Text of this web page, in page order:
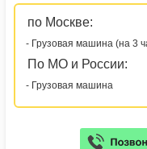
по Москве:
- Грузовая машина (на 3
По МО и России:
- Грузовая машина